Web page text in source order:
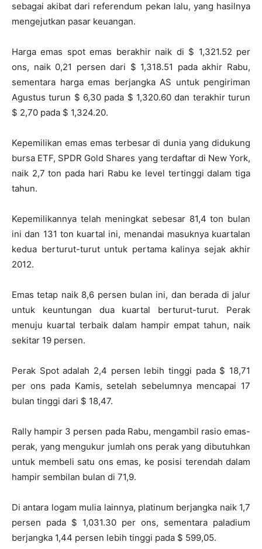
sebagai akibat dari referendum pekan lalu, yang hasilnya
mengejutkan pasar keuangan.
Harga emas spot emas berakhir naik di $ 1,321.52 per
ons, naik 0,21 persen dari $ 1,318.51 pada akhir Rabu,
sementara harga emas berjangka AS untuk pengiriman
Agustus turun $ 6,30 pada $ 1,320.60 dan terakhir turun
$ 2,70 pada $ 1,324.20.
Kepemilikan emas emas terbesar di dunia yang didukung
bursa ETF, SPDR Gold Shares yang terdaftar di New York,
naik 2,7 ton pada hari Rabu ke level tertinggi dalam tiga
tahun.
Kepemilikannya telah meningkat sebesar 81,4 ton bulan
ini dan 131 ton kuartal ini, menandai masuknya kuartalan
kedua berturut-turut untuk pertama kalinya sejak akhir
2012.
Emas tetap naik 8,6 persen bulan ini, dan berada di jalur
untuk keuntungan dua kuartal berturut-turut. Perak
menuju kuartal terbaik dalam hampir empat tahun, naik
sekitar 19 persen.
Perak Spot adalah 2,4 persen lebih tinggi pada $ 18,71
per ons pada Kamis, setelah sebelumnya mencapai 17
bulan tinggi dari $ 18,47.
Rally hampir 3 persen pada Rabu, mengambil rasio emas-
perak, yang mengukur jumlah ons perak yang dibutuhkan
untuk membeli satu ons emas, ke posisi terendah dalam
hampir sembilan bulan di 71,9.
Di antara logam mulia lainnya, platinum berjangka naik 1,7
persen pada $ 1,031.30 per ons, sementara paladium
berjangka 1,44 persen lebih tinggi pada $ 599,05.